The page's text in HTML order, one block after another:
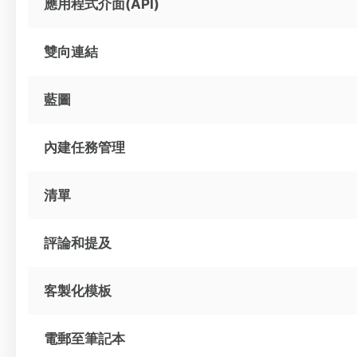
應用程式介面(API)
雙向連結
藍圖
內建任務管理
清單
評論和提及
客製化模板
電郵至筆記本